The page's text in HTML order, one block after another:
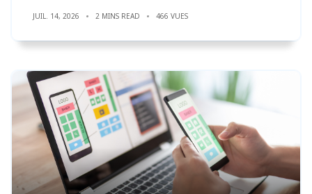
JUIL. 14, 2026 2 MINS READ 466 VUES